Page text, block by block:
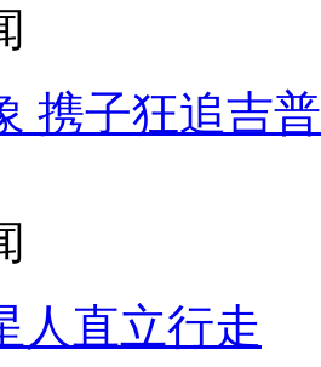
携子狂追吉
人直立行走